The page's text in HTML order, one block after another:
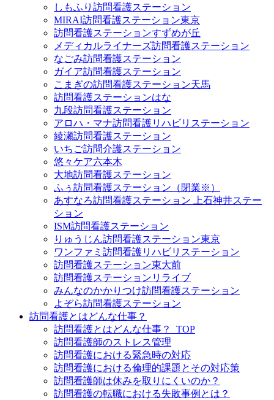
しもふり訪問看護ステーション
MIRAI訪問看護ステーション東京
訪問看護ステーションすずめが丘
メディカルライナーズ訪問看護ステーション
なごみ訪問看護ステーション
ガイア訪問看護ステーション
こまぎの訪問看護ステーション天馬
訪問看護ステーションはな
九段訪問看護ステーション
アロハ・マナ訪問看護リハビリステーション
綾瀬訪問看護ステーション
いちご訪問介護ステーション
悠々ケア六本木
大地訪問看護ステーション
ふぅ訪問看護ステーション（閉業※）
あすなろ訪問看護ステーション 上石神井ステー
ション
ISM訪問看護ステーション
りゅうじん訪問看護ステーション東京
ワンファミ訪問看護リハビリステーション
訪問看護ステーション東大前
訪問看護ステーションリライブ
みんなのかかりつけ訪問看護ステーション
よぞら訪問看護ステーション
訪問看護とはどんな仕事？
訪問看護とはどんな仕事？_TOP
訪問看護師のストレス管理
訪問看護における緊急時の対応
訪問看護における倫理的課題とその対応策
訪問看護師は休みを取りにくいのか？
訪問看護の転職における失敗事例とは？